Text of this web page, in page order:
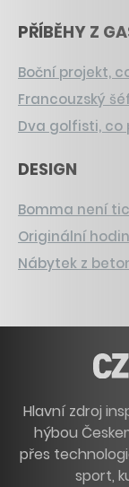
PŘÍBĚHY Z
Boční projekt,
Francouzský
Dva golfisti, co
DESIGN
Bomma není
Originální
Nábytek z
Hlavní zdroj
hýbou
přes
sport,